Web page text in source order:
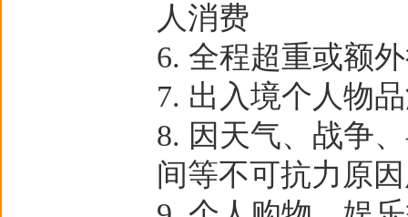
人消费
全程超重或额
出入境个人物
因天气、战争
间等不可抗力原